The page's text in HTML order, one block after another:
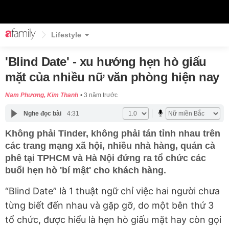
Lifestyle
'Blind Date' - xu hướng hẹn hò giấu
mặt của nhiều nữ văn phòng hiện nay
Nam Phương, Kim Thanh 3 năm trước
Nghe đọc bài 4:31
Không phải Tinder, không phải tán tỉnh nhau trên
các trang mạng xã hội, nhiều nhà hàng, quán cà
phê tại TPHCM và Hà Nội đứng ra tổ chức các
buổi hẹn hò 'bí mật' cho khách hàng.
“Blind Date” là 1 thuật ngữ chỉ việc hai người chưa
từng biết đến nhau và gặp gỡ, do một bên thứ 3
tổ chức, được hiểu là hẹn hò giấu mặt hay còn gọi